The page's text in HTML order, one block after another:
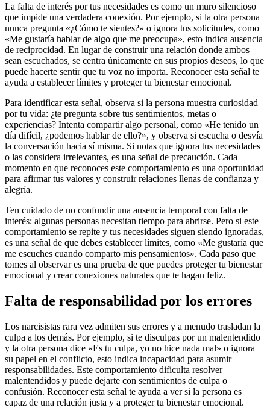
La falta de interés por tus necesidades es como un muro silencioso
que impide una verdadera conexión. Por ejemplo, si la otra persona
nunca pregunta «¿Cómo te sientes?» o ignora tus solicitudes, como
«Me gustaría hablar de algo que me preocupa», esto indica ausencia
de reciprocidad. En lugar de construir una relación donde ambos
sean escuchados, se centra únicamente en sus propios deseos, lo que
puede hacerte sentir que tu voz no importa. Reconocer esta señal te
ayuda a establecer límites y proteger tu bienestar emocional.
Para identificar esta señal, observa si la persona muestra curiosidad
por tu vida: ¿te pregunta sobre tus sentimientos, metas o
experiencias? Intenta compartir algo personal, como «He tenido un
día difícil, ¿podemos hablar de ello?», y observa si escucha o desvía
la conversación hacia sí misma. Si notas que ignora tus necesidades
o las considera irrelevantes, es una señal de precaución. Cada
momento en que reconoces este comportamiento es una oportunidad
para afirmar tus valores y construir relaciones llenas de confianza y
alegría.
Ten cuidado de no confundir una ausencia temporal con falta de
interés: algunas personas necesitan tiempo para abrirse. Pero si este
comportamiento se repite y tus necesidades siguen siendo ignoradas,
es una señal de que debes establecer límites, como «Me gustaría que
me escuches cuando comparto mis pensamientos». Cada paso que
tomes al observar es una prueba de que puedes proteger tu bienestar
emocional y crear conexiones naturales que te hagan feliz.
Falta de responsabilidad por los errores
Los narcisistas rara vez admiten sus errores y a menudo trasladan la
culpa a los demás. Por ejemplo, si te disculpas por un malentendido
y la otra persona dice «Es tu culpa, yo no hice nada mal» o ignora
su papel en el conflicto, esto indica incapacidad para asumir
responsabilidades. Este comportamiento dificulta resolver
malentendidos y puede dejarte con sentimientos de culpa o
confusión. Reconocer esta señal te ayuda a ver si la persona es
capaz de una relación justa y a proteger tu bienestar emocional.